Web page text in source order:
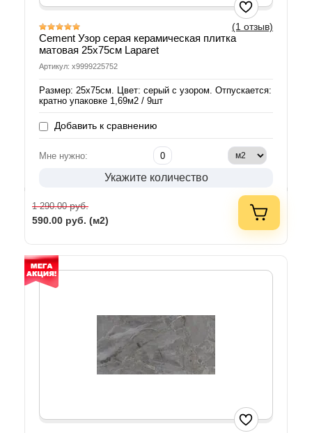
(1 отзыв)
Cement Узор серая керамическая плитка
матовая 25х75см Laparet
Артикул: х9999225752
Размер: 25х75см. Цвет: серый с узором. Отпускается:
кратно упаковке 1,69м2 / 9шт
Добавить к сравнению
Мне нужно:
Укажите количество
1 290.00руб.
590.00 руб. (м2)